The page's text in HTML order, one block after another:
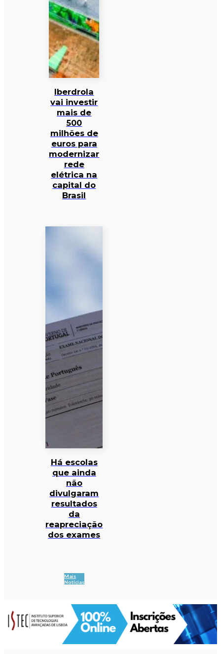
Iberdrola
vai investir
mais de
500
milhões de
euros para
modernizar
rede
elétrica na
capital do
Brasil
Há escolas
que ainda
não
divulgaram
resultados
da
reapreciação
dos exames
Mais
Notícias